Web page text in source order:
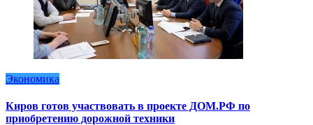
Экономика
Киров готов участвовать в проекте ДОМ.РФ по
приобретению дорожной техники